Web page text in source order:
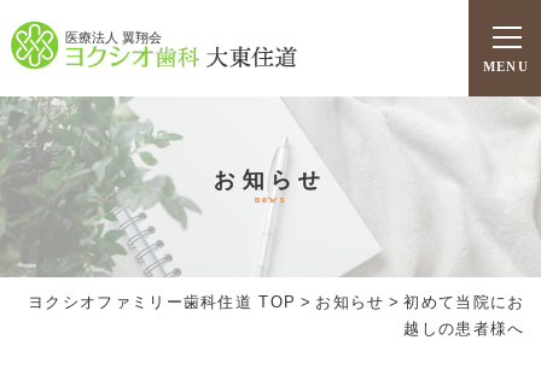
医療法人 翼翔会
MENU
お知らせ
news
ヨクシオファミリー歯科住道 TOP > お知らせ >初めて当院にお
越しの患者様へ